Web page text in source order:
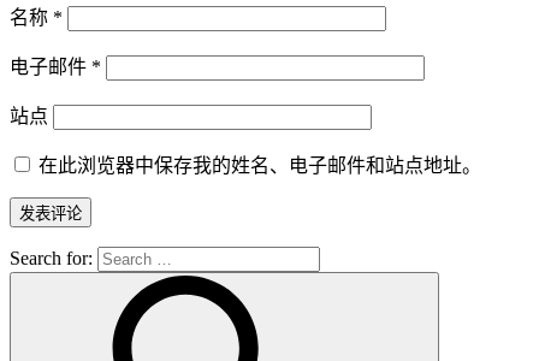
名称 *
电子邮件 *
站点
在此浏览器中保存我的姓名、电子邮件和站点地址。
Search for: